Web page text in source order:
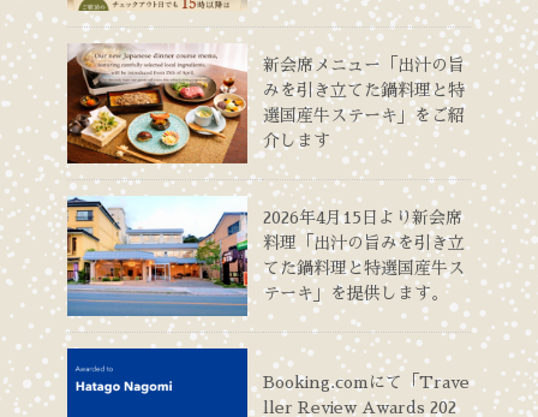
新会席メニュー「出汁の旨
みを引き立てた鍋料理と特
選国産牛ステーキ」をご紹
介します
2026年4月15日より新会席
料理「出汁の旨みを引き立
てた鍋料理と特選国産牛ス
テーキ」を提供します。
Booking.comにて「Trave
ller Review Awards 202